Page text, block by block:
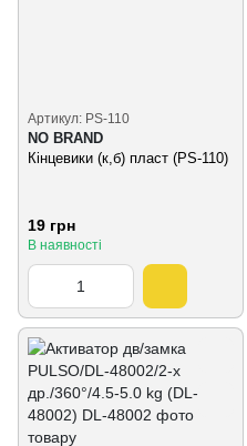
Артикул: PS-110
NO BRAND
Кінцевики (к,б) пласт (PS-110)
19 грн
В наявності